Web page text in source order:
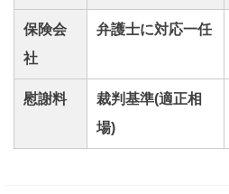
保険会
社
弁護士に対応一任
慰謝料
裁判基準(適正相
場)